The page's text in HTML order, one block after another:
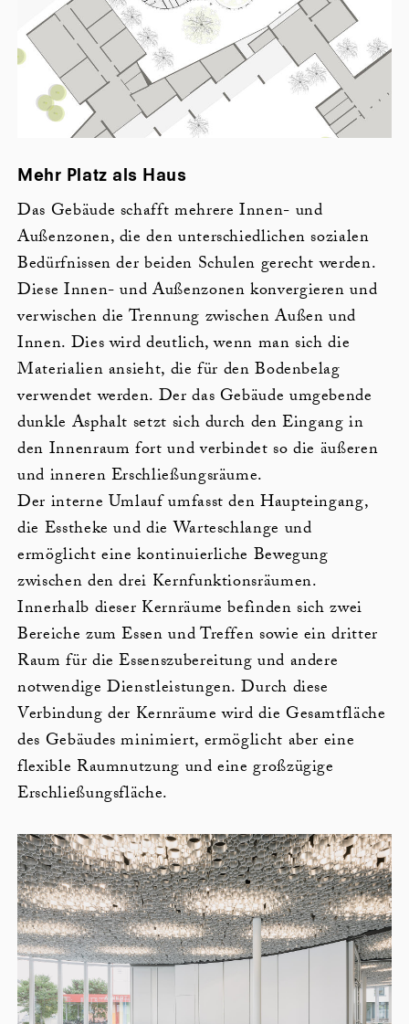
Mehr Platz als Haus
Das Gebäude schafft mehrere Innen- und
Außenzonen, die den unterschiedlichen sozialen
Bedürfnissen der beiden Schulen gerecht werden.
Diese Innen- und Außenzonen konvergieren und
verwischen die Trennung zwischen Außen und
Innen. Dies wird deutlich, wenn man sich die
Materialien ansieht, die für den Bodenbelag
verwendet werden. Der das Gebäude umgebende
dunkle Asphalt setzt sich durch den Eingang in
den Innenraum fort und verbindet so die äußeren
und inneren Erschließungsräume.
Der interne Umlauf umfasst den Haupteingang,
die Esstheke und die Warteschlange und
ermöglicht eine kontinuierliche Bewegung
zwischen den drei Kernfunktionsräumen.
Innerhalb dieser Kernräume befinden sich zwei
Bereiche zum Essen und Treffen sowie ein dritter
Raum für die Essenszubereitung und andere
notwendige Dienstleistungen. Durch diese
Verbindung der Kernräume wird die Gesamtfläche
des Gebäudes minimiert, ermöglicht aber eine
flexible Raumnutzung und eine großzügige
Erschließungsfläche.